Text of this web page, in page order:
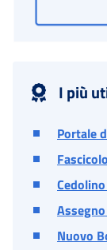
I più
Portale
Nuovo